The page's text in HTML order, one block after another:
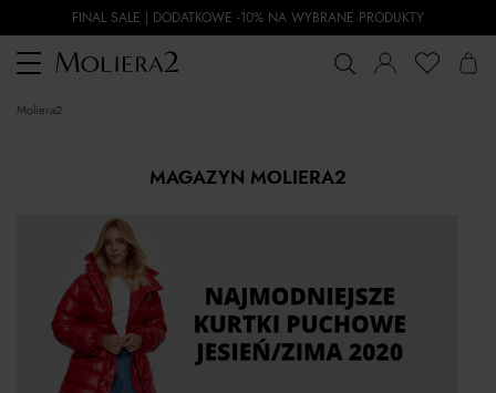
FINAL SALE | DODATKOWE -10% NA WYBRANE PRODUKTY
Toggle
navigation
moliera2
MAGAZYN MOLIERA2